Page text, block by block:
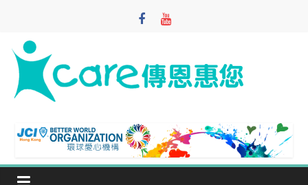
content
iCare
Foundation
教